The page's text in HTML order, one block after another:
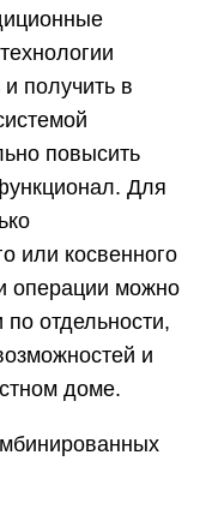
получить в
повысить
Для
или косвенного
операции можно
отдельности,
и
доме.